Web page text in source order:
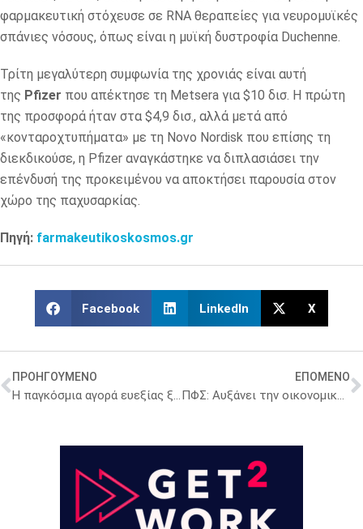
φαρμακευτική στόχευσε σε RNA θεραπείες για νευρομυϊκές
σπάνιες νόσους, όπως είναι η μυϊκή δυστροφία Duchenne.
Τρίτη μεγαλύτερη συμφωνία της χρονιάς είναι αυτή
της Pfizer που απέκτησε τη Metsera για $10 δισ. Η πρώτη
της προσφορά ήταν στα $4,9 δισ., αλλά μετά από
«κονταροχτυπήματα» με τη Novo Nordisk που επίσης τη
διεκδικούσε, η Pfizer αναγκάστηκε να διπλασιάσει την
επένδυσή της προκειμένου να αποκτήσει παρουσία στον
χώρο της παχυσαρκίας.
Πηγή: farmakeutikoskosmos.gr
Facebook LinkedIn X
ΠΡΟΗΓΟΥΜΕΝΟ
Η παγκόσμια αγορά ευεξίας ξεπερνά ήδη τα 6,3 τρισ. δολάρια
ΕΠΟΜΕΝΟ
ΠΦΣ: Αυξάνει την οικονομική ενίσχυση προς τους Φαρμακευτικούς Συλλόγους κατά 20%